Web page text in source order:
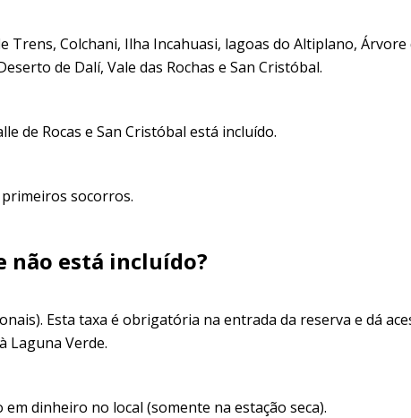
Colchani, Ilha Incahuasi, lagoas do Altiplano, Árvore
de Dalí, Vale das Rochas e San Cristóbal.
de Rocas e San Cristóbal está incluído.
socorros.
não está incluído?
Esta taxa é obrigatória na entrada da reserva e dá
Laguna Verde.
dinheiro no local (somente na estação seca).